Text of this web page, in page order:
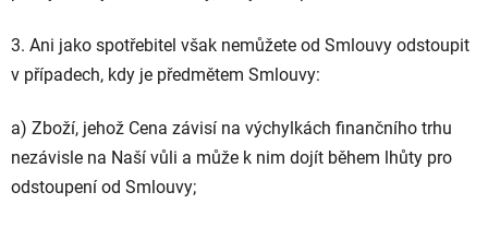
3. Ani jako spotřebitel však nemůžete od Smlouvy odstoupit
v případech, kdy je předmětem Smlouvy:
a) Zboží, jehož Cena závisí na výchylkách finančního trhu
nezávisle na Naší vůli a může k nim dojít během lhůty pro
odstoupení od Smlouvy;